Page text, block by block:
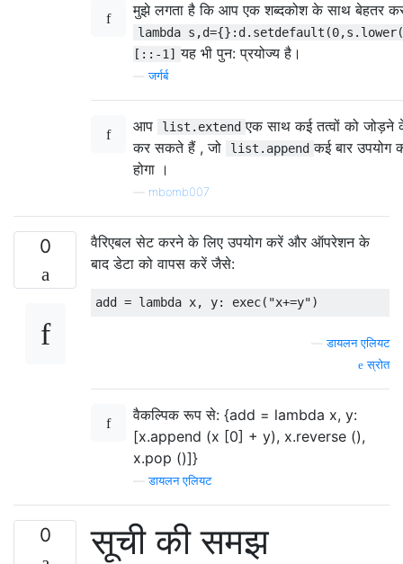
मुझे लगता है कि आप एक शब्दकोश के साथ बेहतर
lambda
[::-1] यह भी पुन: प्रयोज्य है।
—जर्गर्ब
आप list.extend एक साथ कई तत्वों को जोड़ने
कर सकते हैं , जो
list.append कई बार
होगा ।
mbomb007
0
वैरिएबल सेट करने के लिए उपयोग करें और ऑपरेशन के
बाद डेटा को वापस करें जैसे:
—डायलन एलियट
स्रोत
वैकल्पिक रूप से: {add = lambda x, y:
[x.append (x [0] + y), x.reverse (),
x.pop ()]}
—डायलन एलियट
0 सूची की समझ